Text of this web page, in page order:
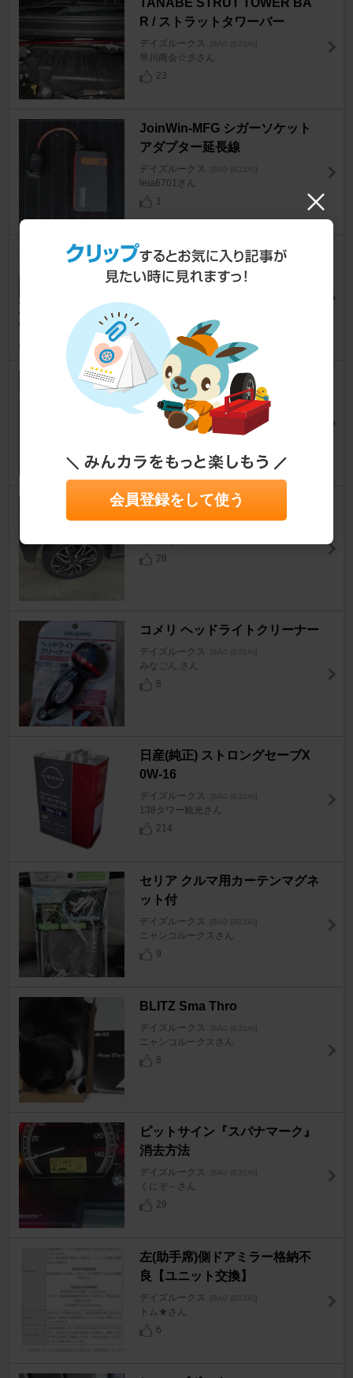
TANABE STRUT TOWER BA
R / ストラットタワーバー
デイズルークス [BA0 (B21A)]
早川商会☆彡さん
23
JoinWin-MFG シガーソケット
アダプター延長線
デイズルークス [BA0 (B21A)]
leia6701さん
1
メーカー不明 車中泊仕様
デイズルークス [BA0 (B21A)]
SOFT99 ホイールガリキズ 貼る
だけシート
デイズルークス [BA0 (B21A)]
レオ7（レオセブン)さん
15
HOT STUFF クロノス CH-110
28
コメリ ヘッドライトクリーナー
デイズルークス [BA0 (B21A)]
みなごん.さん
8
日産(純正) ストロングセーブX
0W-16
デイズルークス [BA0 (B21A)]
138タワー観光さん
214
セリア クルマ用カーテンマグネ
ット付
デイズルークス [BA0 (B21A)]
ニャンコルークスさん
9
BLITZ Sma Thro
デイズルークス [BA0 (B21A)]
ニャンコルークスさん
8
ピットサイン『スパナマーク』
消去方法
デイズルークス [BA0 (B21A)]
くにぞ～さん
29
左(助手席)側ドアミラー格納不
良【ユニット交換】
デイズルークス [BA0 (B21A)]
トム★さん
6
会員登録をして使う